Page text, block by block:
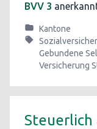
BVV 3
Kantone
Gebundene
Versicherung